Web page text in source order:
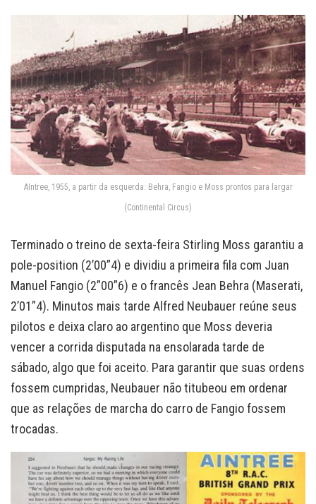
AIntree, 1955, a partir da esquerda: Behra, Fangio e Moss prontos para largar
(Continental Circus)
Terminado o treino de sexta-feira Stirling Moss garantiu a
pole-position (2’00”4) e dividiu a primeira fila com Juan
Manuel Fangio (2”00”6) e o francês Jean Behra (Maserati,
2’01”4). Minutos mais tarde Alfred Neubauer reúne seus
pilotos e deixa claro ao argentino que Moss deveria
vencer a corrida disputada na ensolarada tarde de
sábado, algo que foi aceito. Para garantir que suas ordens
fossem cumpridas, Neubauer não titubeou em ordenar
que as relações de marcha do carro de Fangio fossem
trocadas.